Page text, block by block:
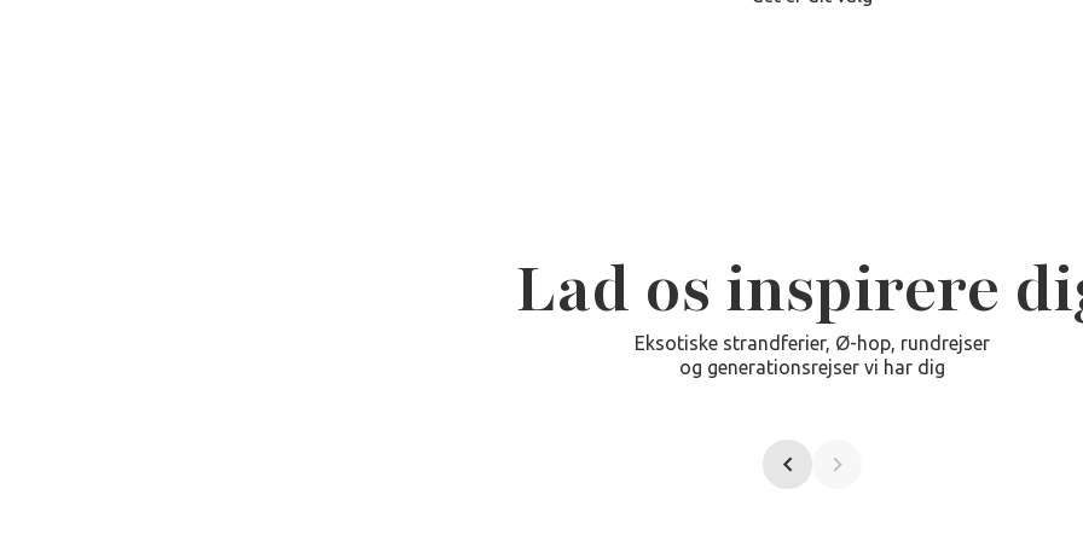
Lad os inspirere
Eksotiske strandferier, Ø-hop, rundrejser
og generationsrejser vi har dig